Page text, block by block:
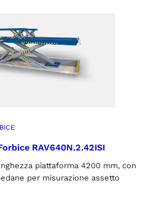
RAV640N.2.42ISI
piattaforma 4200 mm, con
per misurazione assetto